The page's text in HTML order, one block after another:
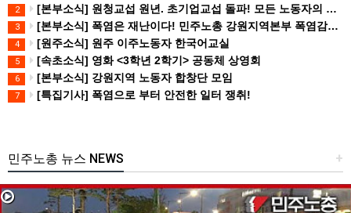
2 [본부소식] 원청교섭 원년. 초기업교섭 돌파! 모든 노동자의 노동기본권 쟁취! 민주노총 7.15 총파업대회
3 [본부소식] 폭염은 재난이다! 민주노총 강원지역본부 폭염감시단 선포 기자회견
4 [원주소식] 원주 이주노동자 한국어교실
5 [속초소식] 영화 <3학년 2학기> 공동체 상영회
6 [본부소식] 강원지역 노동자 합창단 모임
7 [특집기사] 폭염으로 부터 안전한 일터 쟁취!
+
민주노총 뉴스 NEWS